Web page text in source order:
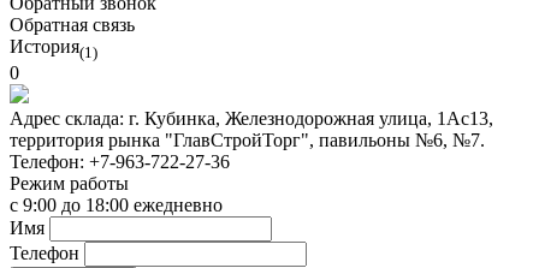
Обратная связь
История(1)
0
Адрес склада: г. Кубинка, Железнодорожная улица, 1Ас13,
территория рынка "ГлавСтройТорг", павильоны №6, №7.
Телефон: +7-963-722-27-36
Режим работы
с 9:00 до 18:00 ежедневно
Имя
Телефон